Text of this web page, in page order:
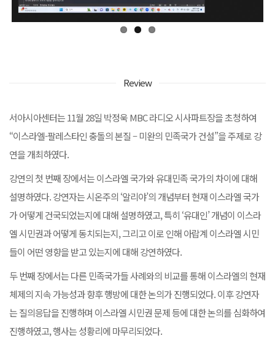
Review
서아시아센터는 11월 28일 박정욱 MBC 라디오 시사파트장을 초청하여
“이스라엘-팔레스타인 충돌의 본질 – 미완의 민족국가 건설”을 주제로 강
연을 개최하였다.
강연의 첫 번째 장에서는 이스라엘 국가와 유대민족 국가의 차이에 대해
설명하였다. 강연자는 시온주의 ‘알리야’의 개념부터 현재 이스라엘 국가
가 어떻게 건국되었는지에 대해 설명하였고, 특히 ‘유대인’ 개념이 이스라
엘 시민권과 어떻게 동치되는지, 그리고 이로 인해 아랍계 이스라엘 시민
들이 어떤 영향을 받고 있는지에 대해 강연하였다.
두 번째 장에서는 다른 민족국가들 사례와의 비교를 통해 이스라엘의 현재
체제의 지속 가능성과 향후 행방에 대한 논의가 진행되었다. 이후 강연자
는 질의응답을 진행하며 이스라엘 시민권 문제 등에 대한 논의를 심화하여
진행하였고, 행사는 성황리에 마무리되었다.